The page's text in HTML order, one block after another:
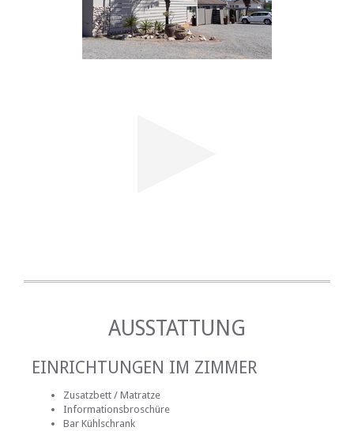
AUSSTATTUNG
EINRICHTUNGEN IM ZIMMER
Zusatzbett / Matratze
Informationsbroschüre
Bar Kühlschrank